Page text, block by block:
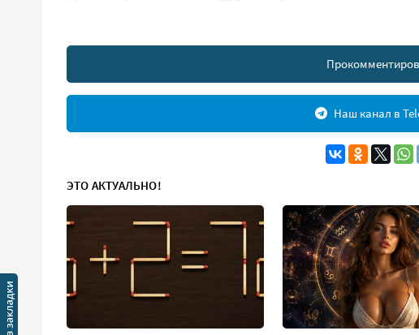
Наш канал в
ЭТО АКТУАЛЬНО!